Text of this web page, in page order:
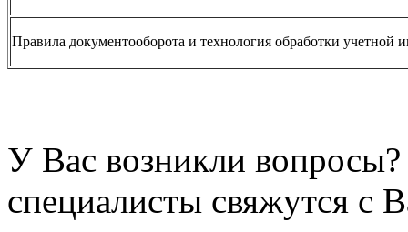
Правила документооборота и технология обработки учетной
У Вас возникли
специалисты свяжутся с